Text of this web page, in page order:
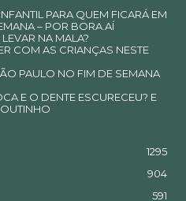
PARA QUEM FICARÁ EM
– POR BORA.AÍ
NA MALA?
COM AS CRIANÇAS NESTE
PAULO NO FIM DE SEMANA
E O DENTE ESCURECEU? E
1295
904
591